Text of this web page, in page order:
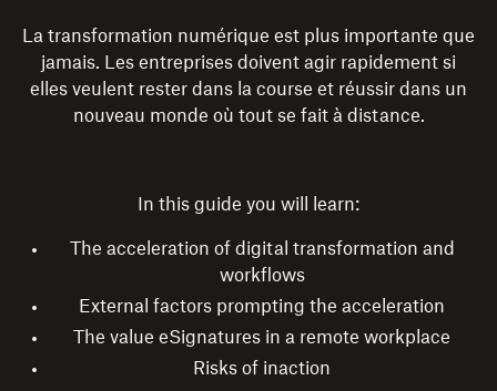
La transformation numérique est plus importante que
jamais. Les entreprises doivent agir rapidement si
elles veulent rester dans la course et réussir dans un
nouveau monde où tout se fait à distance.
In this guide you will learn:
The acceleration of digital transformation and
workflows
External factors prompting the acceleration
The value eSignatures in a remote workplace
Risks of inaction